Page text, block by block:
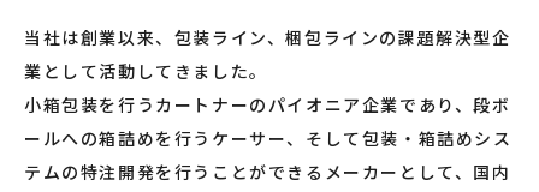
当社は創業以来、包装ライン、梱包ラインの課題解決型企
業として活動してきました。
小箱包装を行うカートナーのパイオニア企業であり、段ボ
ールへの箱詰めを行うケーサー、そして包装・箱詰めシス
テムの特注開発を行うことができるメーカーとして、国内